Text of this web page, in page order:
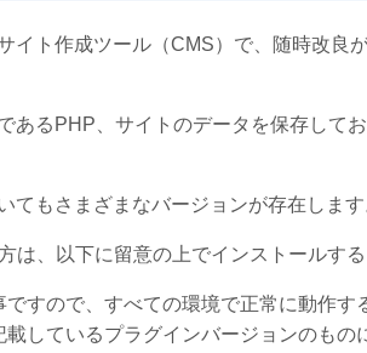
イト作成ツール（CMS）で、随時改良
あるPHP、サイトのデータを保存して
もさまざまなバージョンが存在します
、以下に留意の上でインストールする
すので、すべての環境で正常に動作す
しているプラグインバージョンのもの